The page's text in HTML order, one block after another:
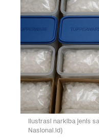
Ilustrasi narkiba jenis
Nasional.id)